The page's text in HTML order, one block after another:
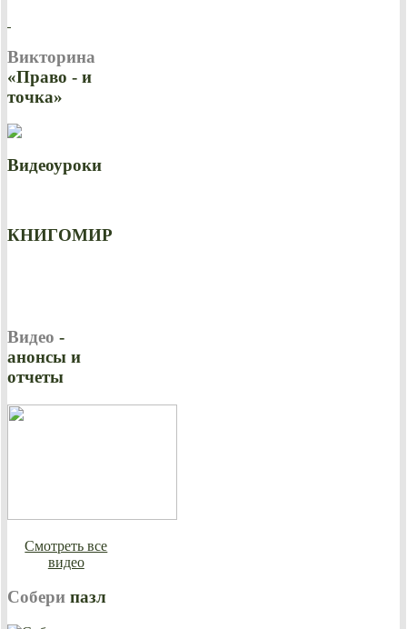
Викторина
«Право - и
точка»
Видеоуроки
КНИГОМИР
Видео -
анонсы и
отчеты
Смотреть все
видео
Собери пазл